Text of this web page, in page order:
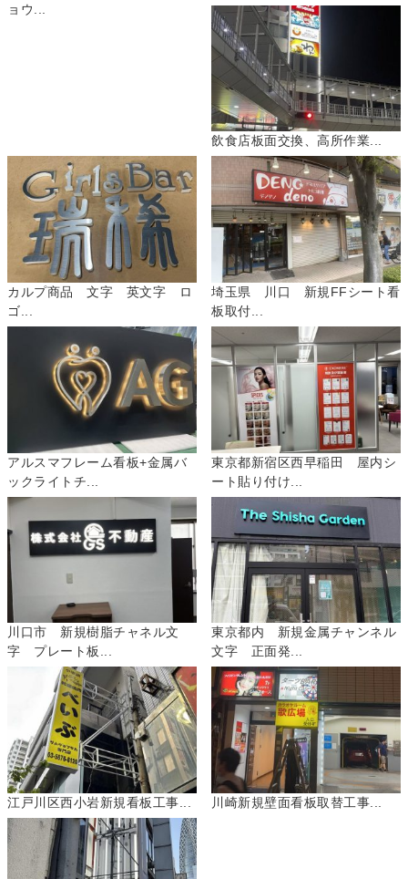
ョウ...
飲食店板面交換、高所作業...
カルプ商品 文字 英文字 ロ
ゴ...
埼玉県 川口 新規FFシート看
板取付...
アルスマフレーム看板+金属バ
ックライトチ...
東京都新宿区西早稲田 屋内シ
ート貼り付け...
川口市 新規樹脂チャネル文
字 プレート板...
東京都内 新規金属チャンネル
文字 正面発...
江戸川区西小岩新規看板工事... 川崎新規壁面看板取替工事...